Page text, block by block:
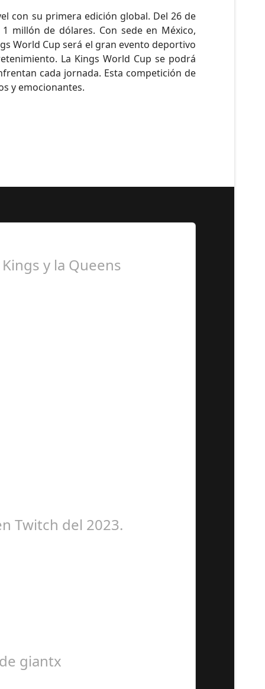
con su primera edición global. Del 26 de
millón de dólares. Con sede en México,
World Cup será el gran evento deportivo
La Kings World Cup se podrá
cada jornada. Esta competición de
y emocionantes.​
y la Queens
Twitch del 2023.
giantx